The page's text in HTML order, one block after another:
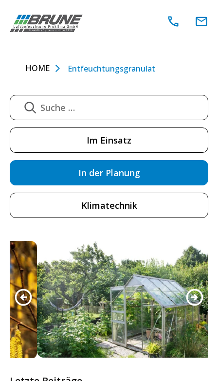
Inhalt
springen
HOME Entfeuchtungsgranulat
Im Einsatz
In der Planung
Klimatechnik